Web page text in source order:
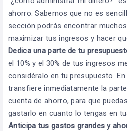
ahorro. Sabemos que no es
sección podrás encontrar
maximizar tus ingresos y hacer
Dedica una parte de tu
el 10% y el 30% de tus ingresos
considéralo en tu presupuesto.
transfiere inmediatamente la
cuenta de ahorro, para que
gastarlo en cuanto lo tengas en
Anticipa tus gastos grandes y